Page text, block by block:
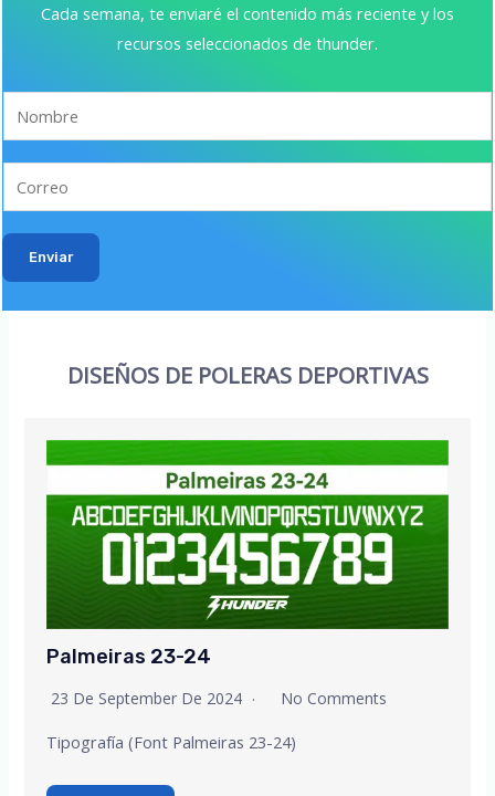
Cada semana, te enviaré el contenido más reciente y los
recursos seleccionados de thunder.
Enviar
DISEÑOS DE POLERAS DEPORTIVAS
Palmeiras 23-24
23 De September De 2024 No Comments
Tipografía (Font Palmeiras 23-24)